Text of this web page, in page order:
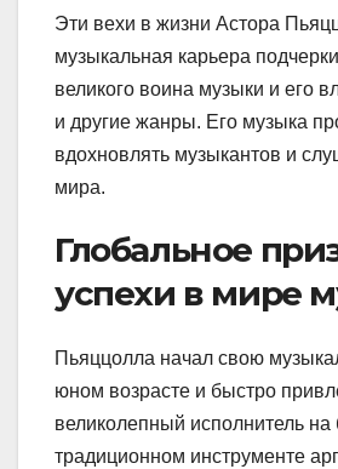
Эти вехи в жизни Астора
музыкальная карьера
великого воина музыки и его
и другие жанры. Его музыка
вдохновлять музыкантов и
мира.
Глобальное
успехи в мире
Пьяццолла начал свою
юном возрасте и быстро
великолепный исполнитель
традиционном инструменте